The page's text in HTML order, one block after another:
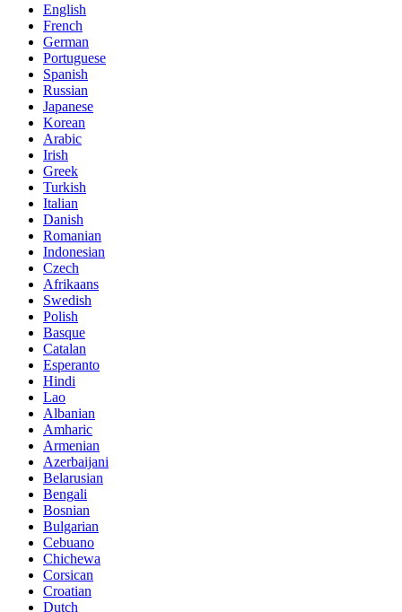
English
French
German
Portuguese
Spanish
Russian
Japanese
Korean
Arabic
Irish
Greek
Turkish
Italian
Danish
Romanian
Indonesian
Czech
Afrikaans
Swedish
Polish
Basque
Catalan
Esperanto
Hindi
Lao
Albanian
Amharic
Armenian
Azerbaijani
Belarusian
Bengali
Bosnian
Bulgarian
Cebuano
Chichewa
Corsican
Croatian
Dutch